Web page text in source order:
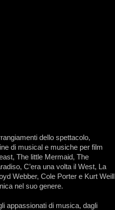
dello spettacolo,
di musical e musiche per film
The little Mermaid, The
C’era una volta il West, La
Webber, Cole Porter e Kurt Weill
nel suo genere.
appassionati di musica, dagli